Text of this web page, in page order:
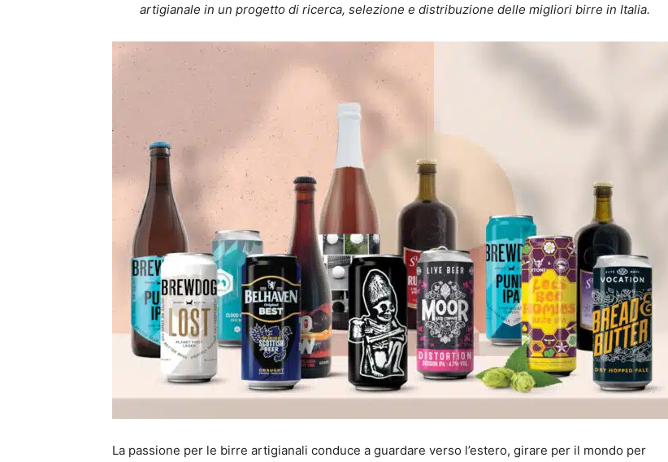
artigianale in un progetto di ricerca, selezione e distribuzione delle migliori birre in Italia.
La passione per le birre artigianali conduce a guardare verso l’estero, girare per il mondo per